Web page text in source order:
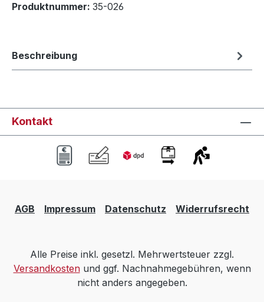
Produktnummer: 35-026
Beschreibung
Kontakt
AGB Impressum Datenschutz Widerrufsrecht
Alle Preise inkl. gesetzl. Mehrwertsteuer zzgl.
Versandkostenund ggf. Nachnahmegebühren, wenn
nicht anders angegeben.